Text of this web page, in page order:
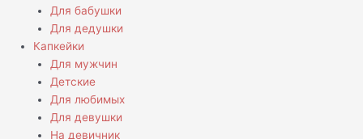
Для бабушки
Для дедушки
Капкейки
Для мужчин
Детские
Для любимых
Для девушки
На девичник